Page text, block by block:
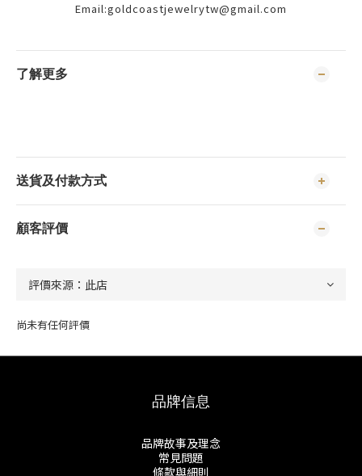
Email:goldcoastjewelrytw@gmail.com
了解更多
送貨及付款方式
顧客評價
尚未有任何評價
品牌信息
品牌故事及理念
常見問題
條款與細則